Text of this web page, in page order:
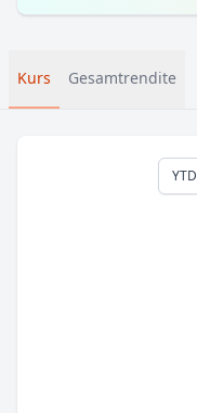
Kurs Gesamtrendite
YTD